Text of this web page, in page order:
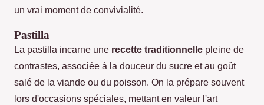
un vrai moment de convivialité.
Pastilla
La pastilla incarne une recette traditionnelle pleine de
contrastes, associée à la douceur du sucre et au goût
salé de la viande ou du poisson. On la prépare souvent
lors d'occasions spéciales, mettant en valeur l'art